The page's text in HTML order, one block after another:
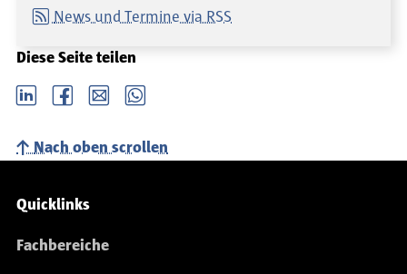
News und Termine via RSS
Diese Seite teilen
LinkedIn Facebook email Whatsapp
Nach oben scrollen
Service-Navigation
Quicklinks
Fachbereiche